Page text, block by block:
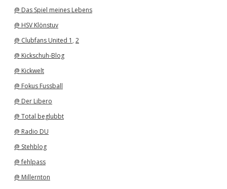
@ Das Spiel meines Lebens
@ HSV Klönstuv
@ Clubfans United 1 , 2
@ Kickschuh-Blog
@ Kickwelt
@ Fokus Fussball
@ Der Libero
@ Total beglubbt
@ Radio DU
@ Stehblog
@ fehlpass
@ Millernton